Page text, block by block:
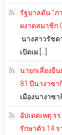
รัฐบาลดัน “ภ
ผงาดสมาชิก
นางสาวรัชด
เปิดเผ […]
นายกเลี่ยงยื
81 ปีนางาซา
เมืองนางาซ
อัปเดตเหตุ ร
รักษาตัว 14 ร